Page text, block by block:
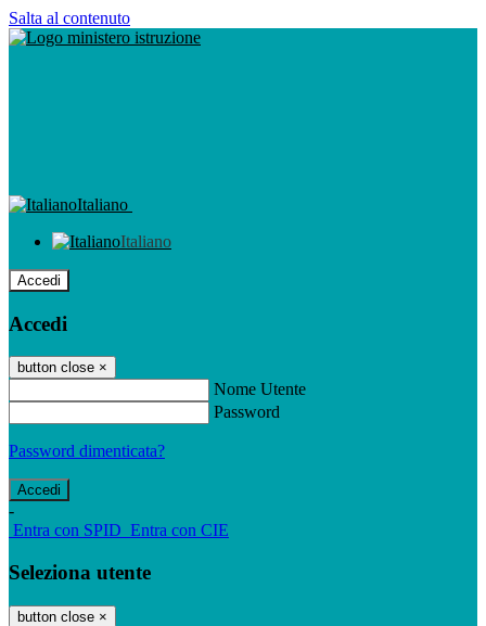
Salta al contenuto
Italiano
Italiano
Accedi
Accedi
button close ×
Nome Utente
Password
Password dimenticata?
-
Entra con SPID Entra con CIE
Seleziona utente
button close ×